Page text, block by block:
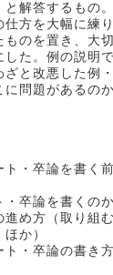
と解答するもの
仕方を大幅に練
ものを置き、大
した。例の説明
ざと改悪した例
問題があるの
・卒論を書く
・卒論を書くの
め方（取り組
か）
・卒論の書き